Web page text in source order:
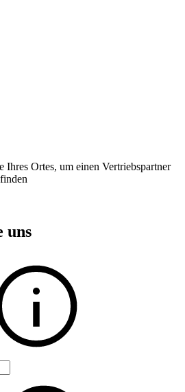
Ihres Ortes, um einen Vertriebspartner
uns